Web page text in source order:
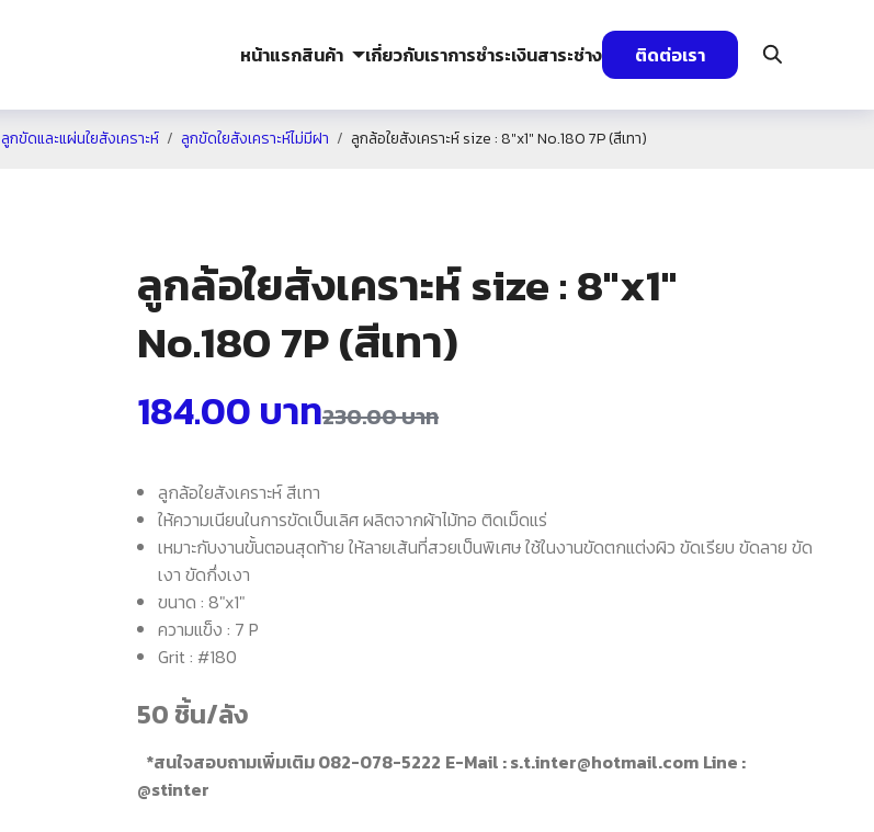
หน้าแรกสินค้า เกี่ยวกับเราการชำระเงินสาระช่าง ติดต่อเรา
ลูกขัดและแผ่นใยสังเคราะห์ ลูกขัดใยสังเคราะห์ไม่มีฝา ลูกล้อใยสังเคราะห์ size : 8″x1″ No.180 7P (สีเทา)
ลูกล้อใยสังเคราะห์ size : 8″x1″
No.180 7P (สีเทา)
230.00บาท
184.00 บาท
ลูกล้อใยสังเคราะห์ สีเทา
ให้ความเนียนในการขัดเป็นเลิศ ผลิตจากผ้าไม้ทอ ติดเม็ดแร่
เหมาะกับงานขั้นตอนสุดท้าย ให้ลายเส้นที่สวยเป็นพิเศษ ใช้ในงานขัดตกแต่งผิว ขัดเรียบ ขัดลาย ขัด
เงา ขัดกึ่งเงา
ขนาด : 8"x1"
ความแข็ง : 7 P
Grit : #180
50 ชิ้น/ลัง
*สนใจสอบถามเพิ่มเติม 082-078-5222 E-Mail : s.t.inter@hotmail.com Line :
@stinter